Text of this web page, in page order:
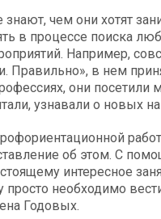
чем они хотят
в процессе поиска
Например,
Правильно», в нем
они посетили
узнавали о новых
об этом. С
интересное
необходимо
Годовых.